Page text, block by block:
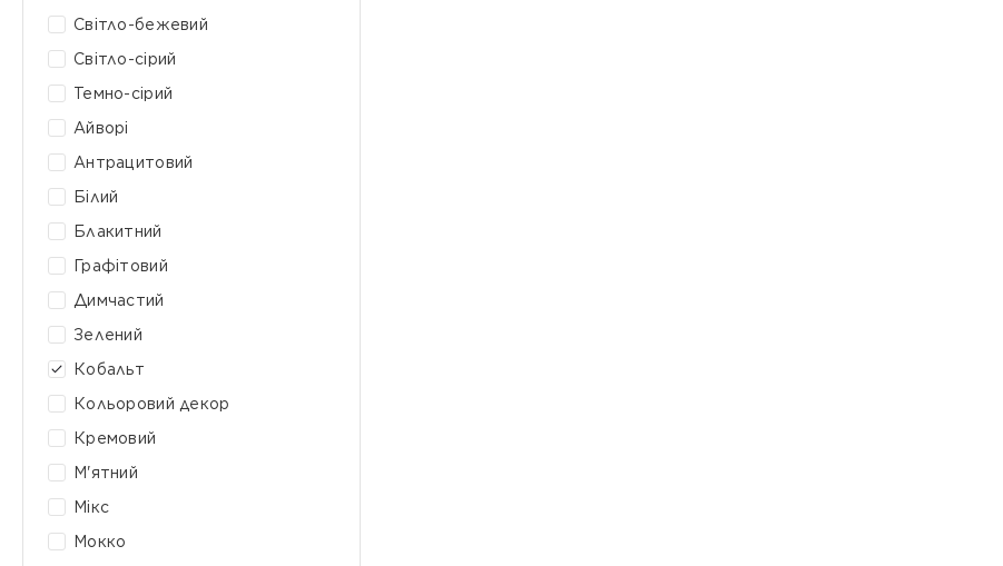
Світло-бежевий
Світло-сірий
Темно-сірий
Айворі
Антрацитовий
Білий
Блакитний
Графітовий
Димчастий
Зелений
Кобальт
Кольоровий декор
Кремовий
М'ятний
Мікс
Мокко